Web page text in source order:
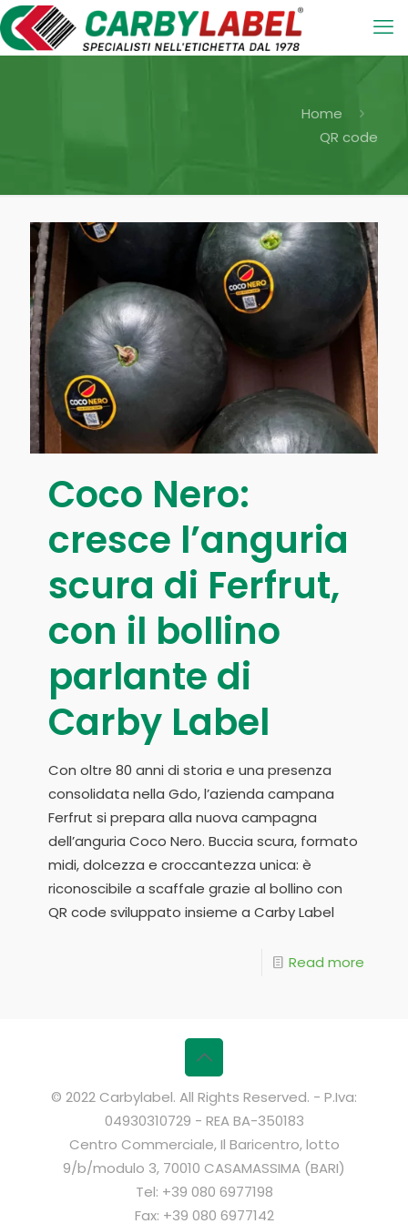
Home
QR code
Coco Nero:
cresce l’anguria
scura di Ferfrut,
con il bollino
parlante di
Carby Label
Con oltre 80 anni di storia e una presenza
consolidata nella Gdo, l’azienda campana
Ferfrut si prepara alla nuova campagna
dell’anguria Coco Nero. Buccia scura, formato
midi, dolcezza e croccantezza unica: è
riconoscibile a scaffale grazie al bollino con
QR code sviluppato insieme a Carby Label
Read more
© 2022 Carbylabel. All Rights Reserved. - P.Iva:
04930310729 - REA BA-350183
Centro Commerciale, Il Baricentro, lotto
9/b/modulo 3, 70010 CASAMASSIMA (BARI)
Tel: +39 080 6977198
Fax: +39 080 6977142